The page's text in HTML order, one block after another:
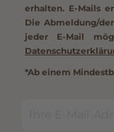
erhalten. E-Mails
Die Abmeldung/
jeder E-Mail
*Ab einem